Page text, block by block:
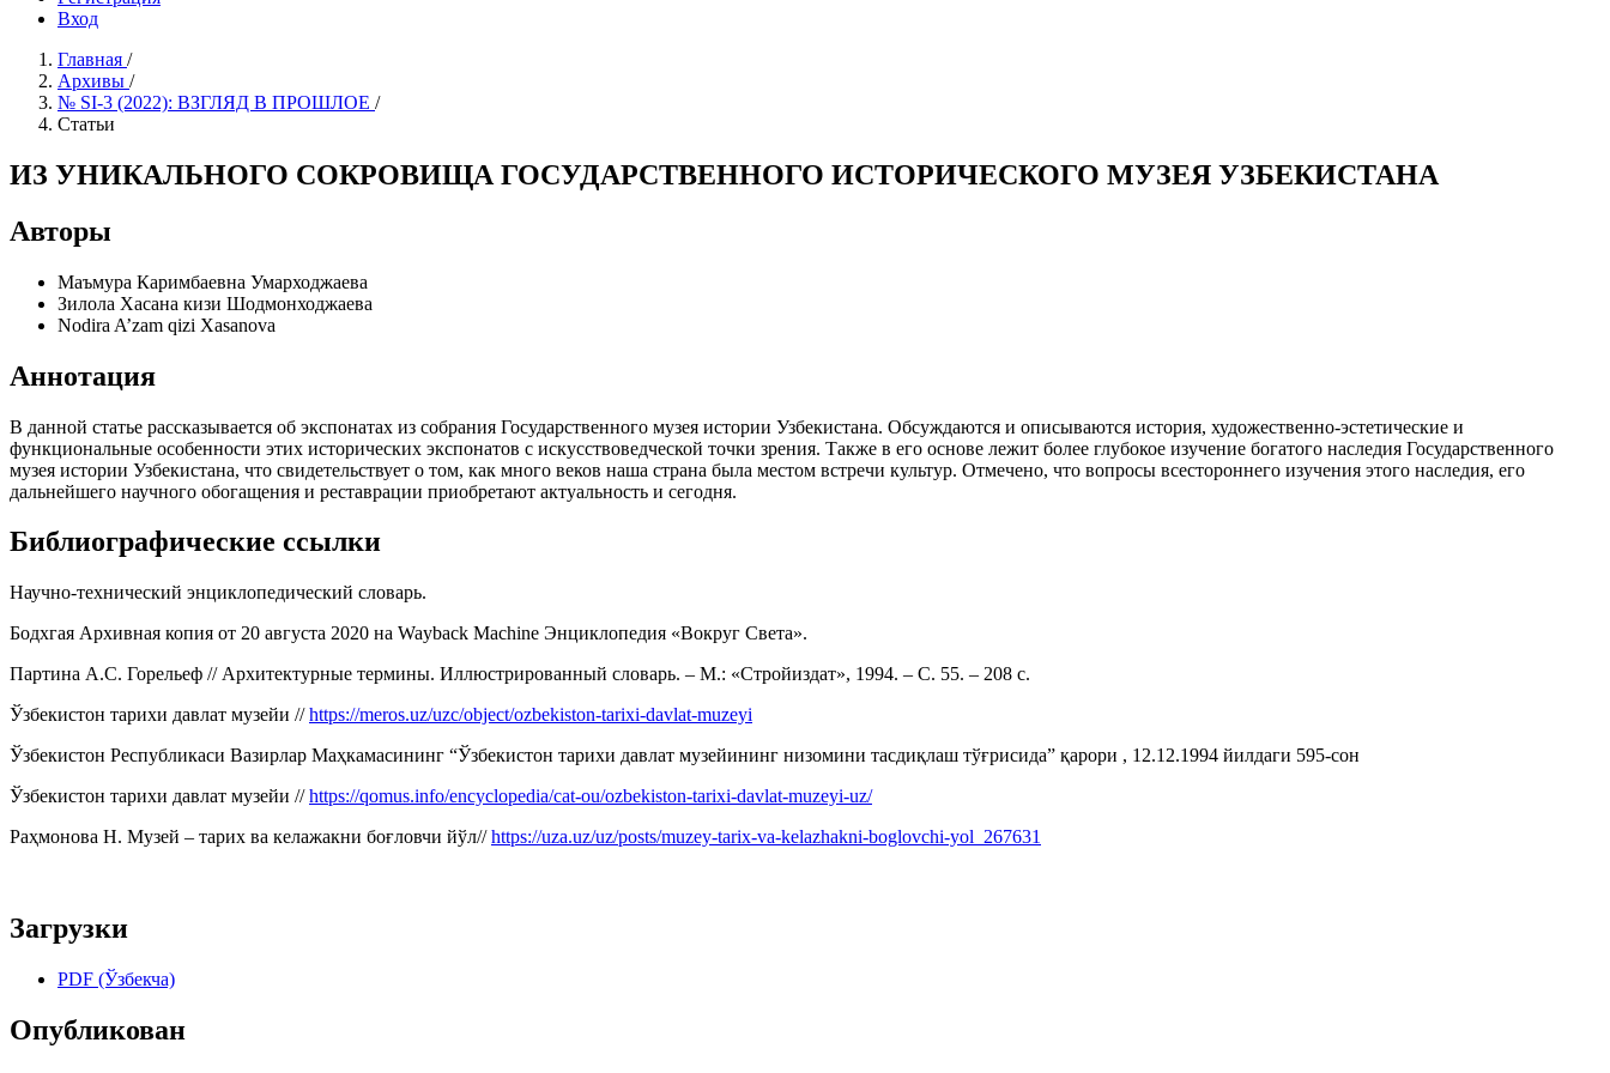
Вход
Главная /
Архивы /
№ SI-3 (2022): ВЗГЛЯД В ПРОШЛОЕ /
Статьи
ИЗ УНИКАЛЬНОГО СОКРОВИЩА ГОСУДАРСТВЕННОГО ИСТОРИЧЕСКОГО МУЗЕЯ УЗБЕКИСТАНА
Авторы
Маъмура Каримбаевна Умарходжаева
Зилола Хасана кизи Шодмонходжаева
Nodira A’zam qizi Xasanova
Аннотация
В данной статье рассказывается об экспонатах из собрания Государственного музея истории Узбекистана. Обсуждаются и описываются история, художественно-эстетические и
функциональные особенности этих исторических экспонатов с искусствоведческой точки зрения. Также в его основе лежит более глубокое изучение богатого наследия Государственного
музея истории Узбекистана, что свидетельствует о том, как много веков наша страна была местом встречи культур. Отмечено, что вопросы всестороннего изучения этого наследия, его
дальнейшего научного обогащения и реставрации приобретают актуальность и сегодня.
Библиографические ссылки
Научно-технический энциклопедический словарь.
Бодхгая Архивная копия от 20 августа 2020 на Wayback Machine Энциклопедия «Вокруг Света».
Партина А.С. Горельеф // Архитектурные термины. Иллюстрированный словарь. – М.: «Стройиздат», 1994. – С. 55. – 208 с.
Ўзбекистон тарихи давлат музейи //https://meros.uz/uzc/object/ozbekiston-tarixi-davlat-muzeyi
Ўзбекистон Республикаси Вазирлар Маҳкамасининг “Ўзбекистон тарихи давлат музейининг низомини тасдиқлаш тўғрисида” қарори , 12.12.1994 йилдаги 595-сон
Ўзбекистон тарихи давлат музейи //https://qomus.info/encyclopedia/cat-ou/ozbekiston-tarixi-davlat-muzeyi-uz/
Раҳмонова Н. Музей – тарих ва келажакни боғловчи йўл//https://uza.uz/uz/posts/muzey-tarix-va-kelazhakni-boglovchi-yol_267631
Загрузки
PDF (Ўзбекча)
Опубликован